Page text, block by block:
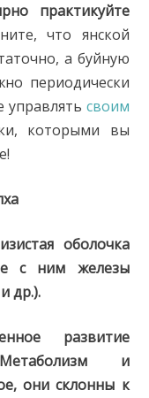
практикуйте
что янской
а буйную
периодически
управлять своим
которыми вы
оболочка
с ним железы
др.).
развитие
и
они склонны к